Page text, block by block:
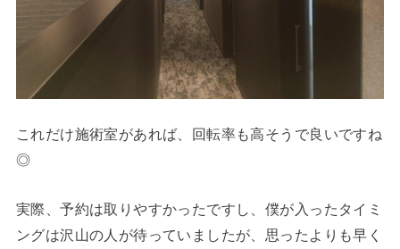
これだけ施術室があれば、回転率も高そうで良いですね
◎
実際、予約は取りやすかったですし、僕が入ったタイミ
ングは沢山の人が待っていましたが、思ったよりも早く